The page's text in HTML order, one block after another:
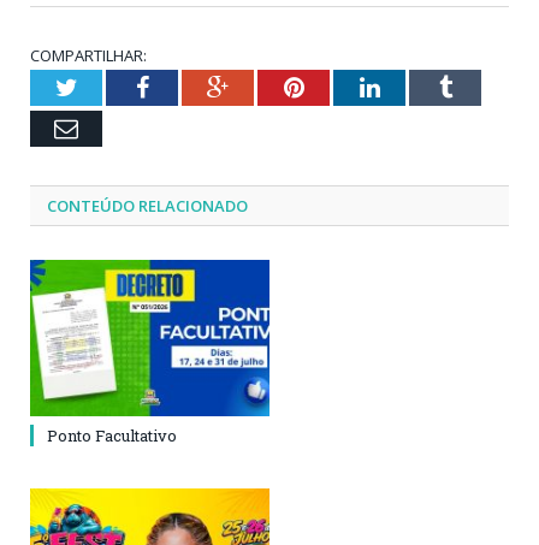
COMPARTILHAR:
TwitterFacebookGoogle+PinterestLinkedInTumblr
Email
CONTEÚDO RELACIONADO
Ponto Facultativo